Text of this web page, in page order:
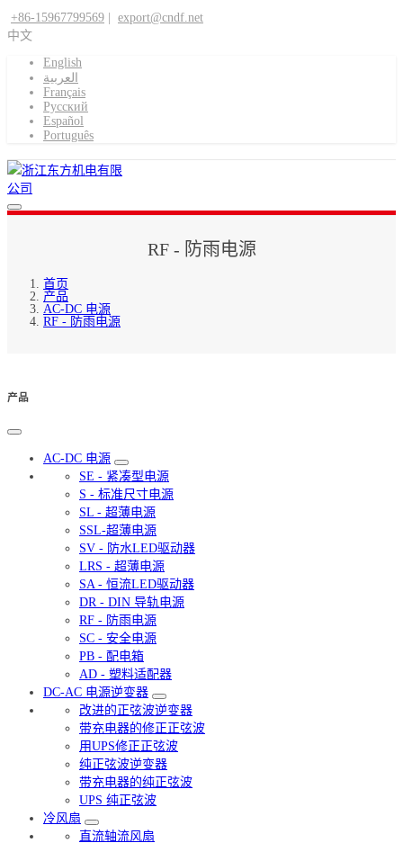
+86-15967799569
export@cndf.net
中文
English
العربية
Français
Pусский
Español
Português
RF - 防雨电源
首页
产品
AC-DC 电源
RF - 防雨电源
产品
AC-DC 电源
SE - 紧凑型电源
S - 标准尺寸电源
SL - 超薄电源
SSL-超薄电源
SV - 防水LED驱动器
LRS - 超薄电源
SA - 恒流LED驱动器
DR - DIN 导轨电源
RF - 防雨电源
SC - 安全电源
PB - 配电箱
AD - 塑料适配器
DC-AC 电源逆变器
改进的正弦波逆变器
带充电器的修正正弦波
用UPS修正正弦波
纯正弦波逆变器
带充电器的纯正弦波
UPS 纯正弦波
冷风扇
直流轴流风扇